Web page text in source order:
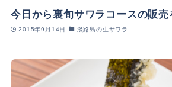
今日から裏旬サワラコースの販売
2015年9月14日 淡路島の生サワラ